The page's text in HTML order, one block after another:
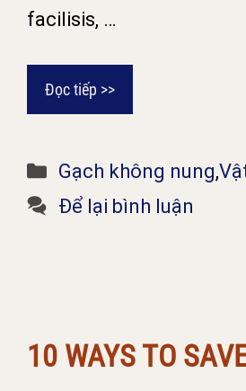
facilisis, …
Đọc tiếp >>
Danh
mục
Gạch không nung,
Để lại bình luận
10 WAYS TO